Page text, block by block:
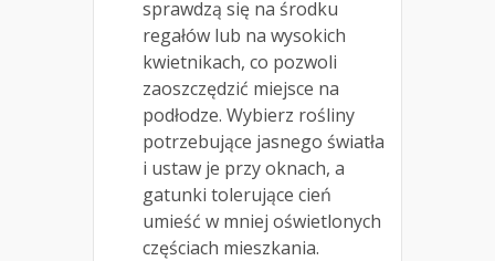
sprawdzą się na środku
regałów lub na wysokich
kwietnikach, co pozwoli
zaoszczędzić miejsce na
podłodze. Wybierz rośliny
potrzebujące jasnego światła
i ustaw je przy oknach, a
gatunki tolerujące cień
umieść w mniej oświetlonych
częściach mieszkania.